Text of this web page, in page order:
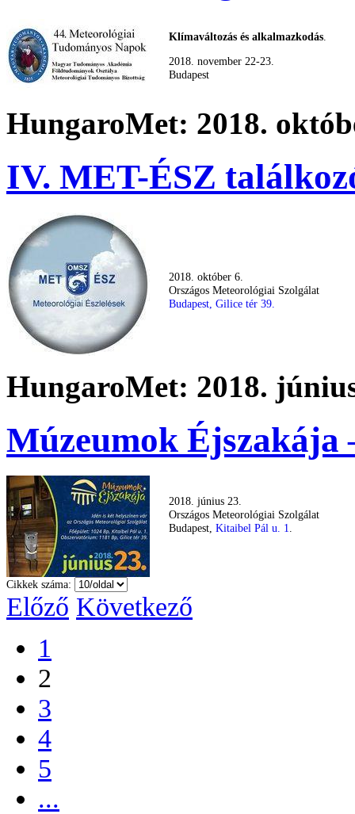
Klímaváltozás és alkalmazkodás.
2018. november 22-23.
Budapest
HungaroMet: 2018.
IV. MET-ÉSZ
2018. október 6.
Országos Meteorológiai Szolgálat
Budapest, Gilice tér 39.
HungaroMet: 2018.
Múzeumok Éjszakája
2018. június 23.
Országos Meteorológiai Szolgálat
Budapest, Kitaibel Pál u. 1
Cikkek száma:
Előző Következő
1
2
3
4
5
...